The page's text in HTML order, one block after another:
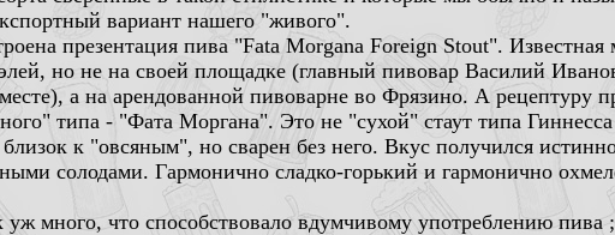
вариант нашего "живого".
презентация пива "Fata Morgana Foreign Stout". Известная
но не на своей площадке (главный пивовар Василий
а на арендованной пивоварне во Фрязино. А рецептуру
типа - "Фата Моргана". Это не "сухой" стаут типа
к "овсяным", но сварен без него. Вкус получился
солодами. Гармонично сладко-горький и гармонично
уж много, что способствовало вдумчивому употреблению пива